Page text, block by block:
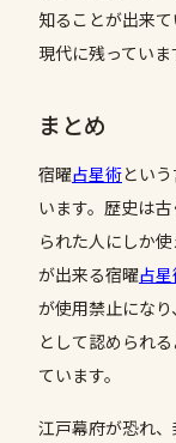
知ることが出来
現代に残っていま
まとめ
宿曜占星術とい
います。歴史は
られた人にしか
が出来る宿曜占
が使用禁止になり
として認められ
ています。
江戸幕府が恐れ